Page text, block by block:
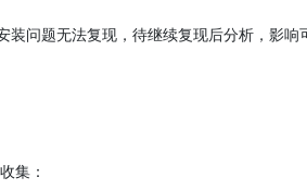
装问题无法复现，待继续复现后分析，影响
集：